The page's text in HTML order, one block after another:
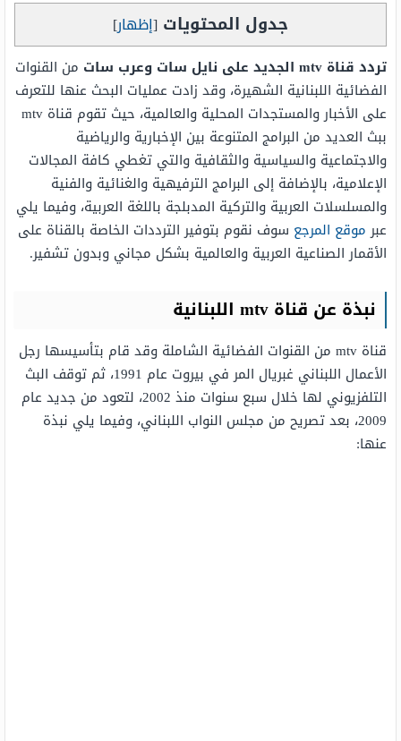
جدول المحتويات [إظهار]
تردد قناة mtv الجديد على نايل سات وعرب سات
من القنوات
الفضائية اللبنانية الشهيرة، وقد زادت عمليات البحث عنها للتعرف
على الأخبار والمستجدات المحلية والعالمية، حيث تقوم قناة mtv
ببث العديد من البرامج المتنوعة بين الإخبارية والرياضية
والاجتماعية والسياسية والثقافية والتي تغطي كافة المجالات
الإعلامية، بالإضافة إلى البرامج الترفيهية والغنائية والفنية
والمسلسلات العربية والتركية المدبلجة باللغة العربية، وفيما يلي
عبرموقع المرجع سوف نقوم بتوفير الترددات الخاصة بالقناة على
الأقمار الصناعية العربية والعالمية بشكل مجاني وبدون تشفير.
نبذة عن قناةmtv اللبنانية
قناة mtv من القنوات الفضائية الشاملة وقد قام بتأسيسها رجل
الأعمال اللبناني غبريال المر في بيروت عام 1991، ثم توقف البث
التلفزيوني لها خلال سبع سنوات منذ 2002، لتعود من جديد عام
2009، بعد تصريح من مجلس النواب اللبناني، وفيما يلي نبذة
عنها: